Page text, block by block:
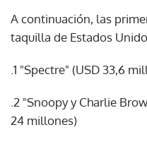
A continuación, las
taquilla de Estados
.1 "Spectre" (USD 33,6
.2 "Snoopy y Charlie
24 millones)